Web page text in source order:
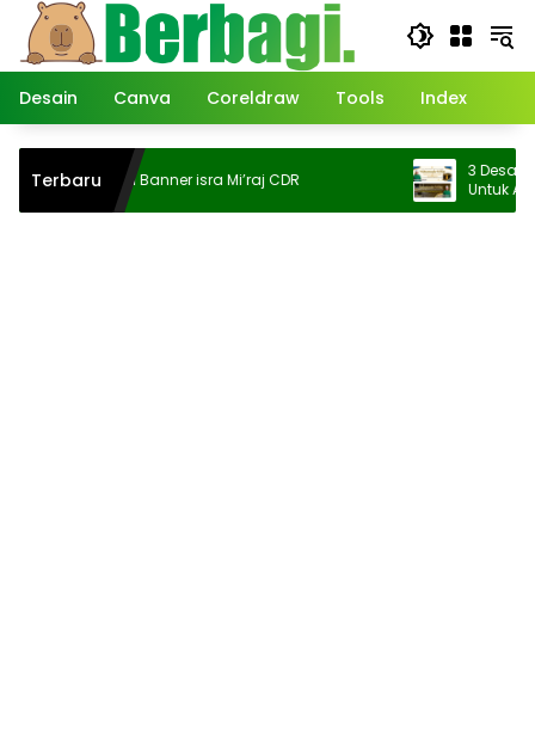
Langsung
konten
Desain
Canva Coreldraw Tools Index
Terbaru
Desain Banner isra Mi’raj CDR
3 Desain
Untuk Acara